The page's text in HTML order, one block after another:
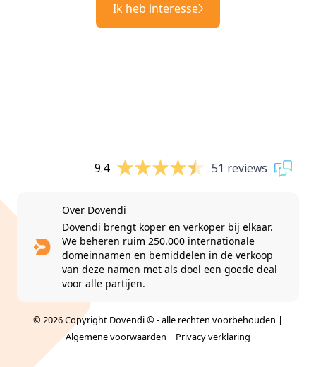
Ik heb interesse
9.4 51 reviews
Over Dovendi
Dovendi brengt koper en verkoper bij elkaar.
We beheren ruim 250.000 internationale
domeinnamen en bemiddelen in de verkoop
van deze namen met als doel een goede deal
voor alle partijen.
© 2026 Copyright Dovendi © - alle rechten voorbehouden |
Algemene voorwaarden | Privacy verklaring